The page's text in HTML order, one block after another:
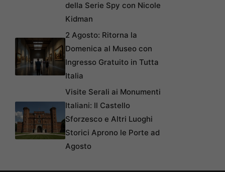
della Serie Spy con Nicole
Kidman
2 Agosto: Ritorna la
Domenica al Museo con
Ingresso Gratuito in Tutta
Italia
Visite Serali ai Monumenti
Italiani: Il Castello
Sforzesco e Altri Luoghi
Storici Aprono le Porte ad
Agosto